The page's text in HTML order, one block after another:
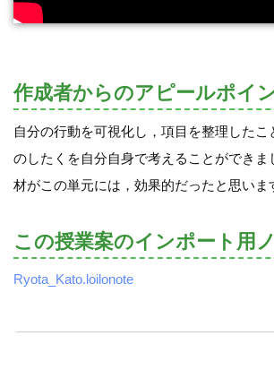
作成者からのアピールポイ
自分の行動を可視化し，項目を整理したこ
のしたくを自分自身で考えることができま
材がこの単元には，効果的だったと思いま
この授業案のインポート用
Ryota_Kato.loilonote